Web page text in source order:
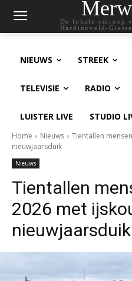
De lokale omroep
Hardinxveld-
NIEUWS STREEK
TELEVISIE RADIO
LUISTER LIVE STUDIO
Home Nieuws
Tientallen
nieuwjaarsduik
Nieuws
Tientallen
2026 met
nieuwjaarsduik